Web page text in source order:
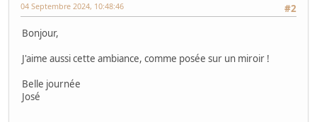
#2
04 Septembre 2024, 10:48:46
Bonjour,
J'aime aussi cette ambiance, comme posée sur un miroir !
Belle journée
José